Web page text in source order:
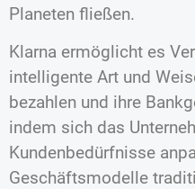
Planeten fließen.
Klarna ermöglicht es
intelligente Art und
bezahlen und ihre
indem sich das
Kundenbedürfnisse
Geschäftsmodelle